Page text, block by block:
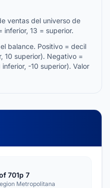
ventas del universo de
inferior, 13 = superior.
balance. Positivo = decil
10 superior). Negativo =
-10 superior). Valor
701p 7
Metropolitana